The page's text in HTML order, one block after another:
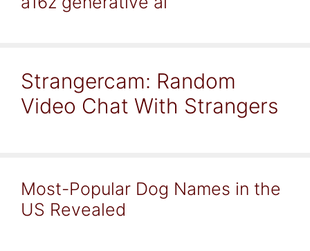
Strangercam: Random
Video Chat With Strangers
Most-Popular Dog Names in the
US Revealed